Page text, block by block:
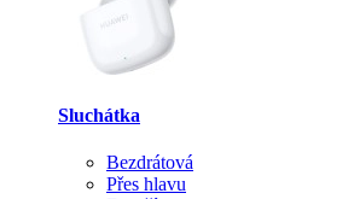
Sluchátka
Bezdrátová
Přes hlavu